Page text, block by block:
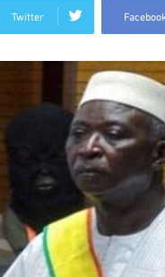
Facebook
Twitter